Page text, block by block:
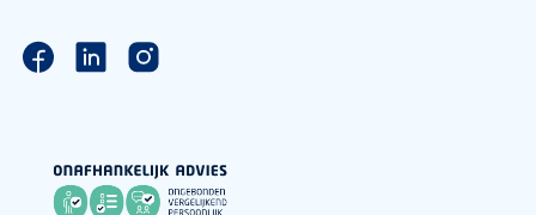
Link naar de Facebook pagina van Hypotheek
Link naar de LinkedIn pagina van
Link naar de Instagram pagina van